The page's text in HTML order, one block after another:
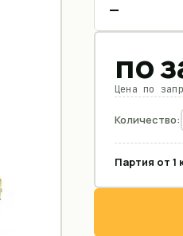
—
по
Цена по
Количество:
Партия от 1